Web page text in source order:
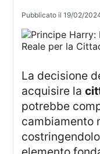
Pubblicato il19/02/
La decisione
acquisire la
potrebbe
cambiamento